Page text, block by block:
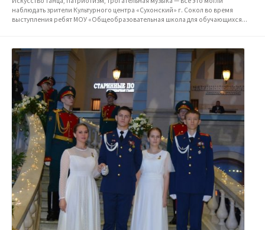
наблюдать зрители Культурного центра «Сухонский» г. Сокол во время
выступления ребят МОУ «Общеобразовательная школа для обучающихся...